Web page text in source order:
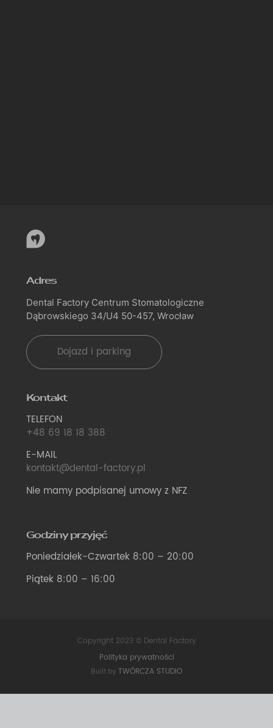
Adres
Dental Factory Centrum Stomatologiczne
Dąbrowskiego 34/U4 50-457, Wrocław
Dojazd i parking
Kontakt
TELEFON
+48 69 18 18 388
E-MAIL
kontakt@dental-factory.pl
Nie mamy podpisanej umowy z NFZ
Godziny przyjęć
Poniedziałek-Czwartek 8:00 – 20:00
Piątek 8:00 – 16:00
Copyright 2023 © Dental Factory
Polityka prywatności
Built by TWÓRCZA STUDIO